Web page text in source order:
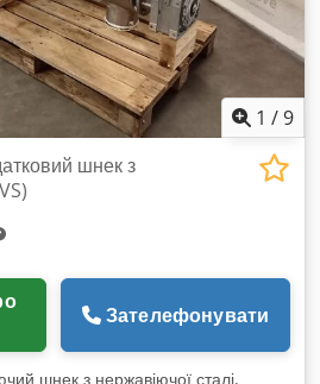
1 /9
шнек з
Зателефонувати
шнек з нержавіючої сталі,